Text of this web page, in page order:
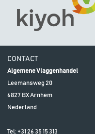
CONTACT
Algemene Vlaggenhandel
Leemansweg 20
6827 BXArnhem
Nederland
Tel: +31 26 35 15 313